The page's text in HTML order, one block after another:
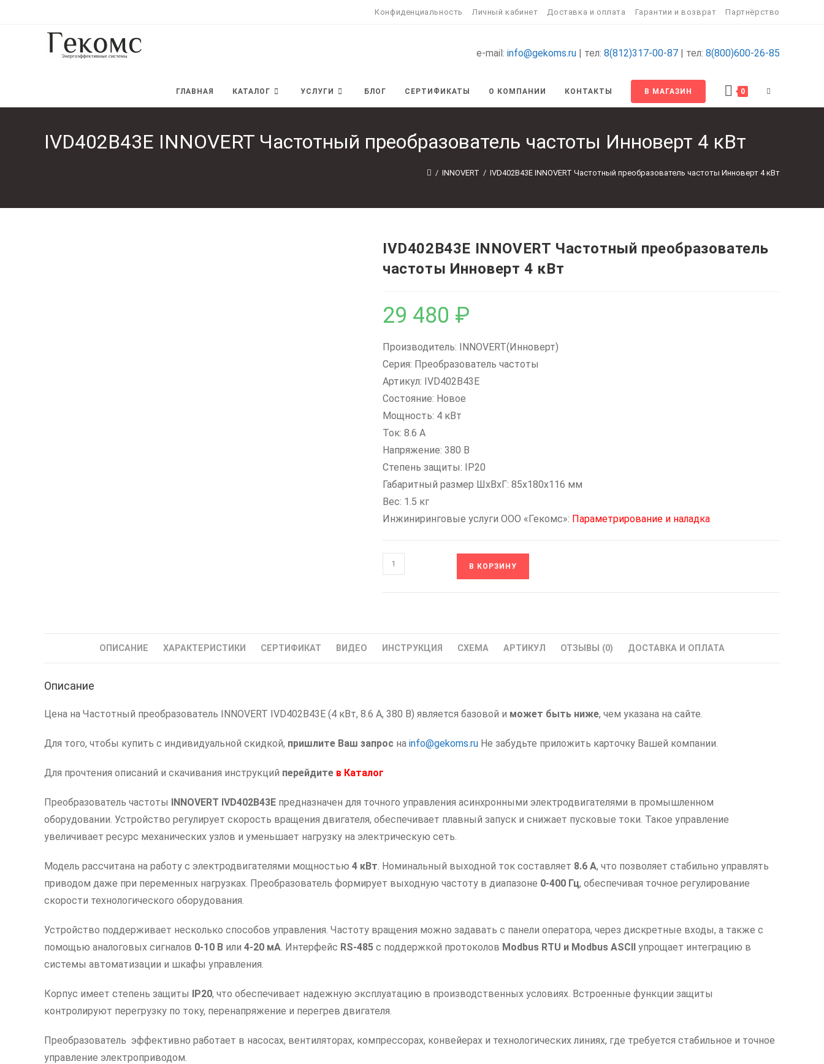
содержимому
Конфиденциальность Личный кабинет Доставка и оплата Гарантии и возврат Партнёрство
e-mail: info@gekoms.ru | тел: 8(812)317-00-87 | тел: 8(800)600-26-85
ГЛАВНАЯ КАТАЛОГ УСЛУГИ БЛОГ СЕРТИФИКАТЫ О КОМПАНИИ КОНТАКТЫ В МАГАЗИН 0
IVD402B43E INNOVERT Частотный преобразователь частоты Инноверт 4 кВт
/ INNOVERT / IVD402B43E INNOVERT Частотный преобразователь частоты Инноверт 4 кВт
IVD402B43E INNOVERT Частотный преобразователь
частоты Инноверт 4 кВт
29 480 ₽
Производитель: INNOVERT(Инноверт)
Серия: Преобразователь частоты
Артикул: IVD402B43E
Состояние: Новое
Мощность: 4 кВт
Ток: 8.6 А
Напряжение: 380 В
Степень защиты: IP20
Габаритный размер ШхВхГ: 85x180x116 мм
Вес: 1.5 кг
Инжиниринговые услуги ООО «Гекомс»: Параметрирование и наладка
Количество
товара
частоты
В КОРЗИНУ
ОПИСАНИЕ ХАРАКТЕРИСТИКИ СЕРТИФИКАТ ВИДЕО ИНСТРУКЦИЯ СХЕМА АРТИКУЛ ОТЗЫВЫ (0) ДОСТАВКА И ОПЛАТА
Описание
Цена на Частотный преобразователь INNOVERT IVD402B43E (4 кВт, 8.6 А, 380 В) является базовой и может быть ниже, чем указана на сайте.
Для того, чтобы купить с индивидуальной скидкой, пришлите Ваш запрос на info@gekoms.ru Не забудьте приложить карточку Вашей компании.
Для прочтения описаний и скачивания инструкций перейдите в Каталог
Преобразователь частоты INNOVERT IVD402B43E предназначен для точного управления асинхронными электродвигателями в промышленном
оборудовании. Устройство регулирует скорость вращения двигателя, обеспечивает плавный запуск и снижает пусковые токи. Такое управление
увеличивает ресурс механических узлов и уменьшает нагрузку на электрическую сеть.
Модель рассчитана на работу с электродвигателями мощностью 4 кВт. Номинальный выходной ток составляет 8.6 А, что позволяет стабильно управлять
приводом даже при переменных нагрузках. Преобразователь формирует выходную частоту в диапазоне 0-400 Гц, обеспечивая точное регулирование
скорости технологического оборудования.
Устройство поддерживает несколько способов управления. Частоту вращения можно задавать с панели оператора, через дискретные входы, а также с
помощью аналоговых сигналов 0-10 В или 4-20 мА. Интерфейс RS-485 с поддержкой протоколов Modbus RTU и Modbus ASCII упрощает интеграцию в
системы автоматизации и шкафы управления.
Корпус имеет степень защиты IP20, что обеспечивает надежную эксплуатацию в производственных условиях. Встроенные функции защиты
контролируют перегрузку по току, перенапряжение и перегрев двигателя.
Преобразователь эффективно работает в насосах, вентиляторах, компрессорах, конвейерах и технологических линиях, где требуется стабильное и точное
управление электроприводом.